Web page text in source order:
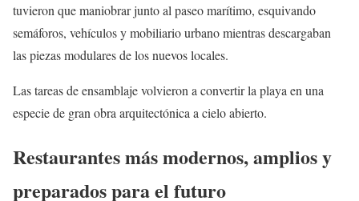
tuvieron que maniobrar junto al paseo marítimo, esquivando
semáforos, vehículos y mobiliario urbano mientras descargaban
las piezas modulares de los nuevos locales.
Las tareas de ensamblaje volvieron a convertir la playa en una
especie de gran obra arquitectónica a cielo abierto.
Restaurantes más modernos, amplios y
preparados para el futuro